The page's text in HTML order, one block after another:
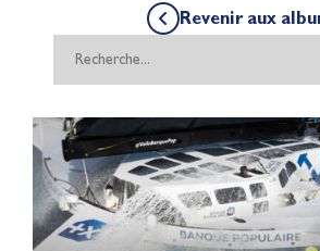
Revenir aux